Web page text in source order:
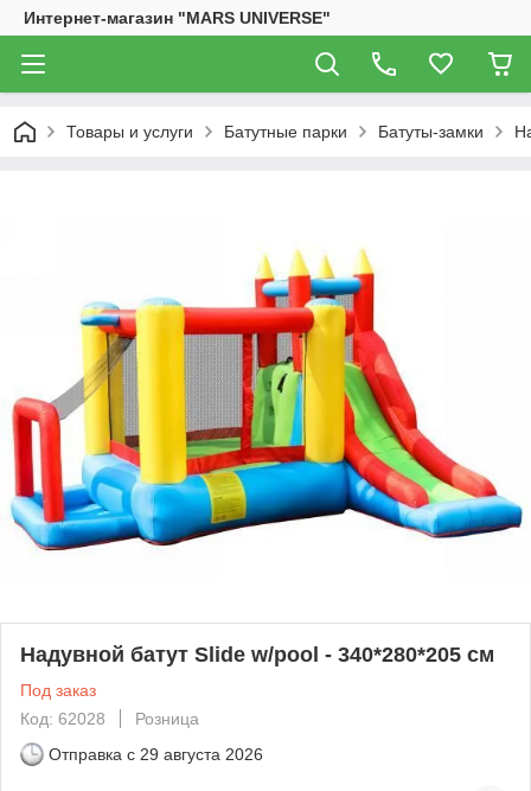
Интернет-магазин "MARS UNIVERSE"
Товары и услуги Батутные парки Батуты-замки
Надувной батут Slide w/pool - 340*280*205​​​​​​​ см
Под заказ
Код: 62028
Розница
Отправка с 29 августа 2026